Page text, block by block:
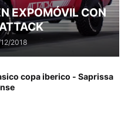
EXPOMÓVIL CON
2018
copa iberico - Saprissa